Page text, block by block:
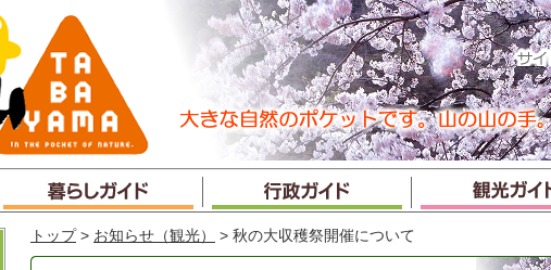
トップ > お知らせ（観光） > 秋の大収穫祭開催について